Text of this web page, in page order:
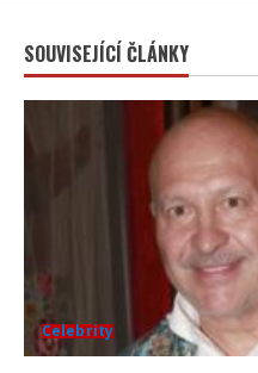
SOUVISEJÍCÍ ČLÁNKY
Celebrity